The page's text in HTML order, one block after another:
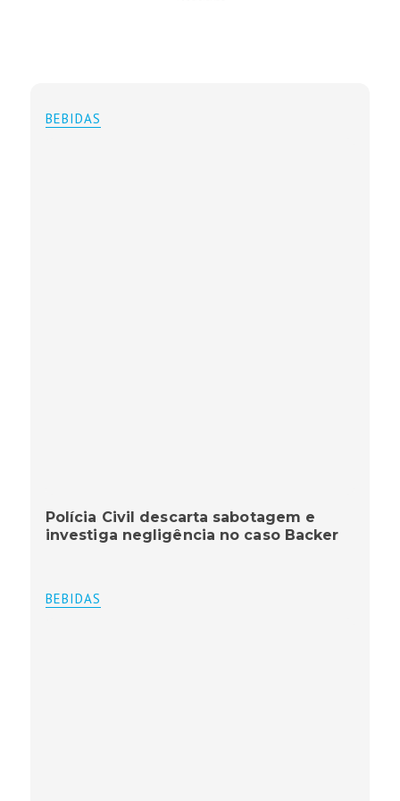
BEBIDAS
Polícia Civil descarta sabotagem e
investiga negligência no caso Backer
BEBIDAS